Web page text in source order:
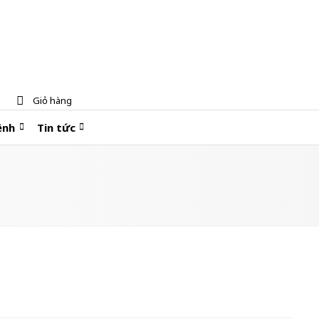
Giỏ hàng
Tin tức